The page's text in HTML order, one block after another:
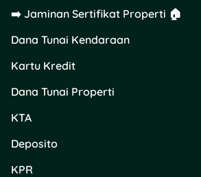
➡️ Jaminan Sertifikat Properti 🏠
Dana Tunai Kendaraan
Kartu Kredit
Dana Tunai Properti
KTA
Deposito
KPR